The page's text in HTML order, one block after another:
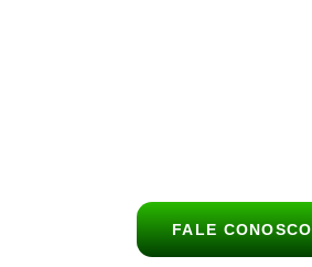
FALE CONOSCO